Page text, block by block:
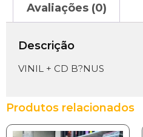
Avaliações (0)
Descrição
VINIL + CD B?NUS
Produtos relacionados